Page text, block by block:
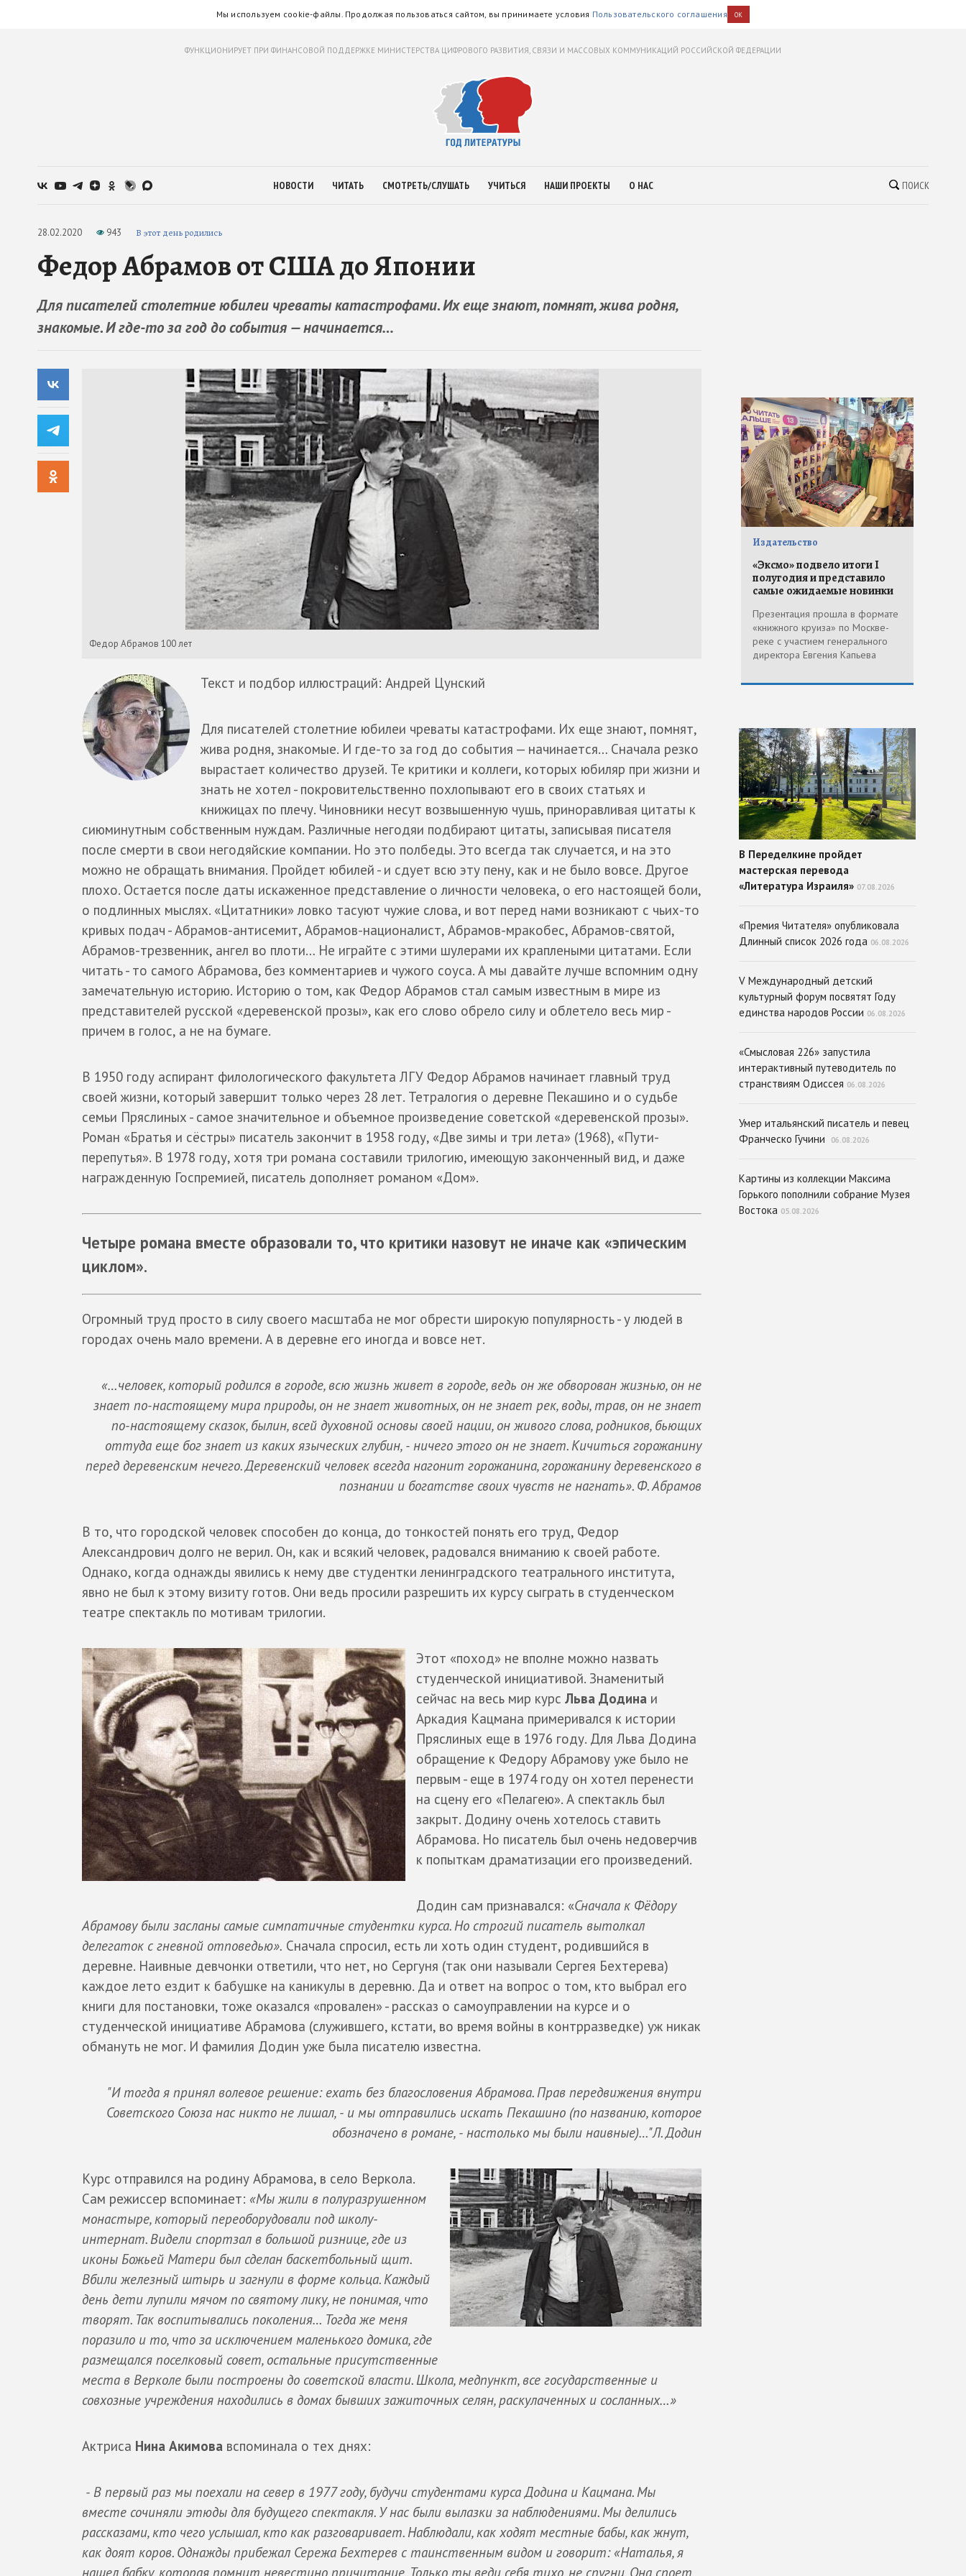
Мы используем cookie-файлы. Продолжая пользоваться сайтом, вы принимаете условия Пользовательского соглашения OK
ФУНКЦИОНИРУЕТ ПРИ ФИНАНСОВОЙ ПОДДЕРЖКЕ МИНИСТЕРСТВА ЦИФРОВОГО РАЗВИТИЯ, СВЯЗИ И МАССОВЫХ КОММУНИКАЦИЙ РОССИЙСКОЙ ФЕДЕРАЦИИ
НОВОСТИ ЧИТАТЬ СМОТРЕТЬ/СЛУШАТЬ УЧИТЬСЯ НАШИ ПРОЕКТЫ О НАС ПОИСК
28.02.2020 943 В этот день родились
Федор Абрамов от США до Японии
Для писателей столетние юбилеи чреваты катастрофами. Их еще знают, помнят, жива родня,
знакомые. И где-то за год до события — начинается…
Федор Абрамов 100 лет
Текст и подбор иллюстраций: Андрей Цунский
Для писателей столетние юбилеи чреваты катастрофами. Их еще знают, помнят,
жива родня, знакомые. И где-то за год до события — начинается… Сначала резко
вырастает количество друзей. Те критики и коллеги, которых юбиляр при жизни и
знать не хотел - покровительственно похлопывают его в своих статьях и
книжицах по плечу. Чиновники несут возвышенную чушь, приноравливая цитаты к
сиюминутным собственным нуждам. Различные негодяи подбирают цитаты, записывая писателя
после смерти в свои негодяйские компании. Но это полбеды. Это всегда так случается, и на это
можно не обращать внимания. Пройдет юбилей - и сдует всю эту пену, как и не было вовсе. Другое
плохо. Остается после даты искаженное представление о личности человека, о его настоящей боли,
о подлинных мыслях. «Цитатники» ловко тасуют чужие слова, и вот перед нами возникают с чьих-то
кривых подач - Абрамов-антисемит, Абрамов-националист, Абрамов-мракобес, Абрамов-святой,
Абрамов-трезвенник, ангел во плоти… Не играйте с этими шулерами их краплеными цитатами. Если
читать - то самого Абрамова, без комментариев и чужого соуса. А мы давайте лучше вспомним одну
замечательную историю. Историю о том, как Федор Абрамов стал самым известным в мире из
представителей русской «деревенской прозы», как его слово обрело силу и облетело весь мир -
причем в голос, а не на бумаге.
В 1950 году аспирант филологического факультета ЛГУ Федор Абрамов начинает главный труд
своей жизни, который завершит только через 28 лет. Тетралогия о деревне Пекашино и о судьбе
семьи Пряслиных - самое значительное и объемное произведение советской «деревенской прозы».
Роман «Братья и сёстры» писатель закончит в 1958 году, «Две зимы и три лета» (1968), «Пути-
перепутья». В 1978 году, хотя три романа составили трилогию, имеющую законченный вид, и даже
награжденную Госпремией, писатель дополняет романом «Дом».
Четыре романа вместе образовали то, что критики назовут не иначе как «эпическим
циклом».
Огромный труд просто в силу своего масштаба не мог обрести широкую популярность - у людей в
городах очень мало времени. А в деревне его иногда и вовсе нет.
«…человек, который родился в городе, всю жизнь живет в городе, ведь он же обворован жизнью, он не
знает по-настоящему мира природы, он не знает животных, он не знает рек, воды, трав, он не знает
по-настоящему сказок, былин, всей духовной основы своей нации, он живого слова, родников, бьющих
оттуда еще бог знает из каких языческих глубин, - ничего этого он не знает. Кичиться горожанину
перед деревенским нечего. Деревенский человек всегда нагонит горожанина, горожанину деревенского в
познании и богатстве своих чувств не нагнать». Ф. Абрамов
В то, что городской человек способен до конца, до тонкостей понять его труд, Федор
Александрович долго не верил. Он, как и всякий человек, радовался вниманию к своей работе.
Однако, когда однажды явились к нему две студентки ленинградского театрального института,
явно не был к этому визиту готов. Они ведь просили разрешить их курсу сыграть в студенческом
театре спектакль по мотивам трилогии.
Этот «поход» не вполне можно назвать
студенческой инициативой. Знаменитый
сейчас на весь мир курс Льва Додина и
Аркадия Кацмана примеривался к истории
Пряслиных еще в 1976 году. Для Льва Додина
обращение к Федору Абрамову уже было не
первым - еще в 1974 году он хотел перенести
на сцену его «Пелагею». А спектакль был
закрыт. Додину очень хотелось ставить
Абрамова. Но писатель был очень недоверчив
к попыткам драматизации его произведений.
Додин сам признавался: «Сначала к Фёдору
Абрамову были засланы самые симпатичные студентки курса. Но строгий писатель вытолкал
делегаток с гневной отповедью». Сначала спросил, есть ли хоть один студент, родившийся в
деревне. Наивные девчонки ответили, что нет, но Сергуня (так они называли Сергея Бехтерева)
каждое лето ездит к бабушке на каникулы в деревню. Да и ответ на вопрос о том, кто выбрал его
книги для постановки, тоже оказался «провален» - рассказ о самоуправлении на курсе и о
студенческой инициативе Абрамова (служившего, кстати, во время войны в контрразведке) уж никак
обмануть не мог. И фамилия Додин уже была писателю известна.
"И тогда я принял волевое решение: ехать без благословения Абрамова. Прав передвижения внутри
Советского Союза нас никто не лишал, - и мы отправились искать Пекашино (по названию, которое
обозначено в романе, - настолько мы были наивные)…"Л. Додин
Курс отправился на родину Абрамова, в село Веркола.
Сам режиссер вспоминает: «Мы жили в полуразрушенном
монастыре, который переоборудовали под школу-
интернат. Видели спортзал в большой ризнице, где из
иконы Божьей Матери был сделан баскетбольный щит.
Вбили железный штырь и загнули в форме кольца. Каждый
день дети лупили мячом по святому лику, не понимая, что
творят. Так воспитывались поколения… Тогда же меня
поразило и то, что за исключением маленького домика, где
размещался поселковый совет, остальные присутственные
места в Верколе были построены до советской власти. Школа, медпункт, все государственные и
совхозные учреждения находились в домах бывших зажиточных селян, раскулаченных и сосланных…»
Актриса Нина Акимова вспоминала о тех днях:
- В первый раз мы поехали на север в 1977 году, будучи студентами курса Додина и Кацмана. Мы
вместе сочиняли этюды для будущего спектакля. У нас были вылазки за наблюдениями. Мы делились
рассказами, кто чего услышал, кто как разговаривает. Наблюдали, как ходят местные бабы, как жнут,
как доят коров. Однажды прибежал Сережа Бехтерев с таинственным видом и говорит: «Наталья, я
Издательство
«Эксмо» подвело итоги I
полугодия и представило
самые ожидаемые новинки
Презентация прошла в формате
«книжного круиза» по Москве-
реке с участием генерального
директора Евгения Капьева
В Переделкине пройдет
мастерская перевода
«Литература Израиля» 07.08.2026
«Премия Читателя» опубликовала
Длинный список 2026 года 06.08.2026
V Международный детский
культурный форум посвятят Году
единства народов России 06.08.2026
«Смысловая 226» запустила
интерактивный путеводитель по
странствиям Одиссея 06.08.2026
Умер итальянский писатель и певец
Франческо Гучини
06.08.2026
Картины из коллекции Максима
Горького пополнили собрание Музея
Востока 05.08.2026